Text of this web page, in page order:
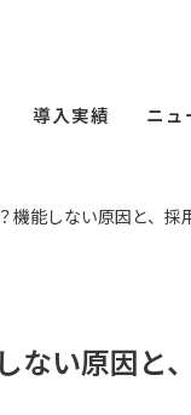
導入実績 ニュ
機能しない原因と、
ない原因と